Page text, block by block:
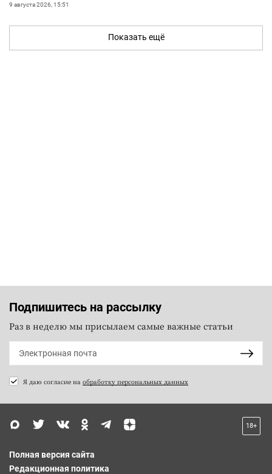
9 августа 2026, 15:51
Показать ещё
Подпишитесь на рассылку
Раз в неделю мы присылаем самые важные статьи
Я даю согласие на обработку персональных данных
18+
Полная версия сайта
Редакционная политика